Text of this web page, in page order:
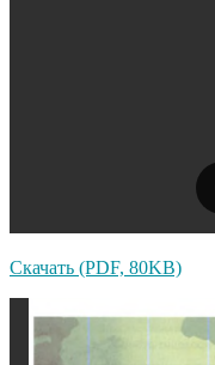
Скачать (PDF, 80KB)